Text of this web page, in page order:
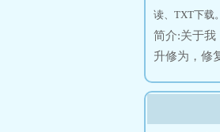
读、TXT下载。
简介:关于我
升修为，修
浪。先定一